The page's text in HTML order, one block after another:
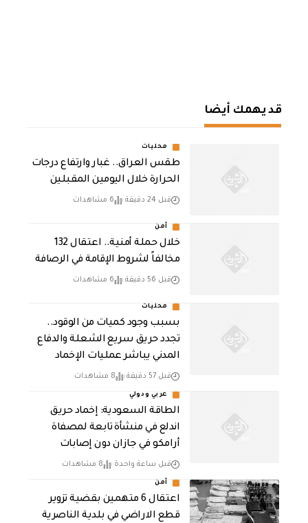
قد يهمك أيضا
محليات
طقس العراق.. غبار وارتفاع درجات
الحرارة خلال اليومين المقبلين
قبل 24 دقيقة 6 مشاهدات
أمن
خلال حملة أمنية.. اعتقال 132
مخالفاً لشروط الإقامة في الرصافة
قبل 56 دقيقة 6 مشاهدات
محليات
بسبب وجود كميات من الوقود..
تجدد حريق سريع الشعلة والدفاع
المدني يباشر عمليات الإخماد
قبل 57 دقيقة 8 مشاهدات
عربي ودولي
‏الطاقة السعودية: إخماد حريق
اندلع في منشأة تابعة لمصفاة
أرامكو في جازان دون إصابات
قبل ساعة واحدة 8 مشاهدات
أمن
اعتقال 6 متهمين بقضية تزوير
قطع الاراضي في بلدية الناصرية